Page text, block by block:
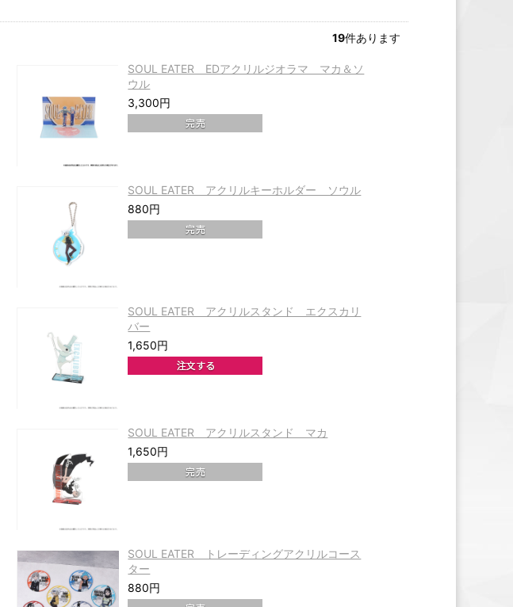
19件あります
SOUL EATER EDアクリルジオラマ マカ＆ソ
ウル
3,300円
SOUL EATER アクリルキーホルダー ソウル
880円
SOUL EATER アクリルスタンド エクスカリ
バー
1,650円
SOUL EATER アクリルスタンド マカ
1,650円
SOUL EATER トレーディングアクリルコース
ター
880円